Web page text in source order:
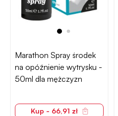
Marathon Spray środek
na opóźnienie wytrysku -
50ml dla mężczyzn
Kup - 66,91 zł